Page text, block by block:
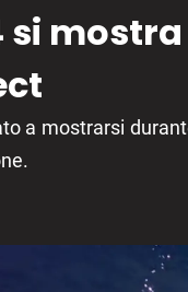
si
a mostrarsi